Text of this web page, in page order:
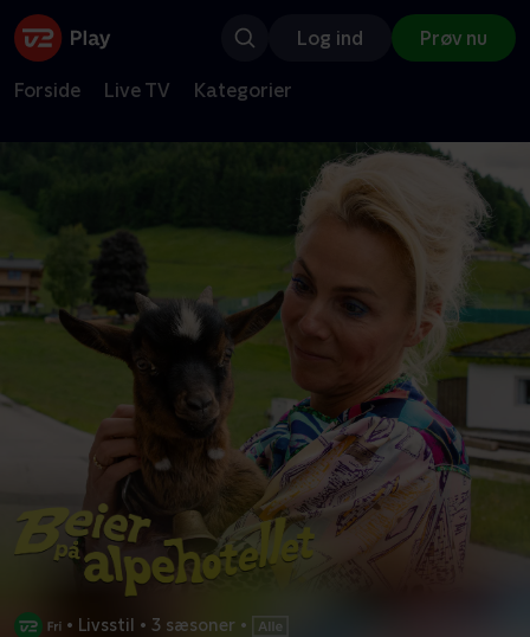
Log ind Prøv nu
Forside Live TV Kategorier
• Livsstil • 3 sæsoner •